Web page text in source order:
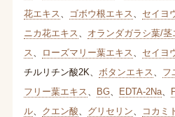
花エキス
ゴボウ根エキス セイヨ
ニカ花エキス
オランダガラシ葉/茎
ス
ローズマリー葉エキス セイヨ
チルリチン酸2K
ボタンエキス フ
フリー葉エキス
BG、 EDTA-2Na、
ル、 クエン酸 グリセリン コカミ